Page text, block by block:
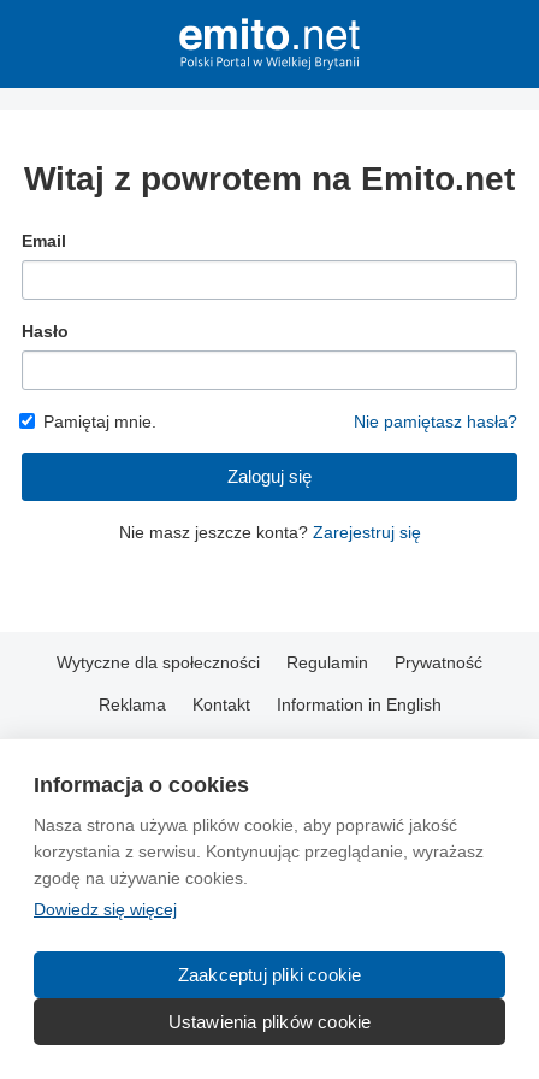
Informacja o cookies
Nasza strona używa plików cookie, aby poprawić jakość
korzystania z serwisu. Kontynuując przeglądanie, wyrażasz
zgodę na używanie cookies.
Dowiedz się więcej
Zaakceptuj pliki cookie
Ustawienia plików cookie
Witaj z powrotem na Emito.net
Email
Hasło
Pamiętaj mnie. Nie pamiętasz hasła?
Zaloguj się
Nie masz jeszcze konta? Zarejestruj się
Wytyczne dla społeczności Regulamin Prywatność
Reklama Kontakt Information in English